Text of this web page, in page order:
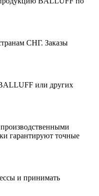
СНГ. Заказы
или других
гарантируют точные
и принимать